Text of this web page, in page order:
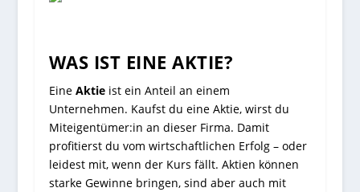
WAS IST EINE AKTIE?
Eine Aktieist ein Anteil an einem
Unternehmen. Kaufst du eine Aktie, wirst du
Miteigentümer:in an dieser Firma. Damit
profitierst du vom wirtschaftlichen Erfolg – oder
leidest mit, wenn der Kurs fällt. Aktien können
starke Gewinne bringen, sind aber auch mit